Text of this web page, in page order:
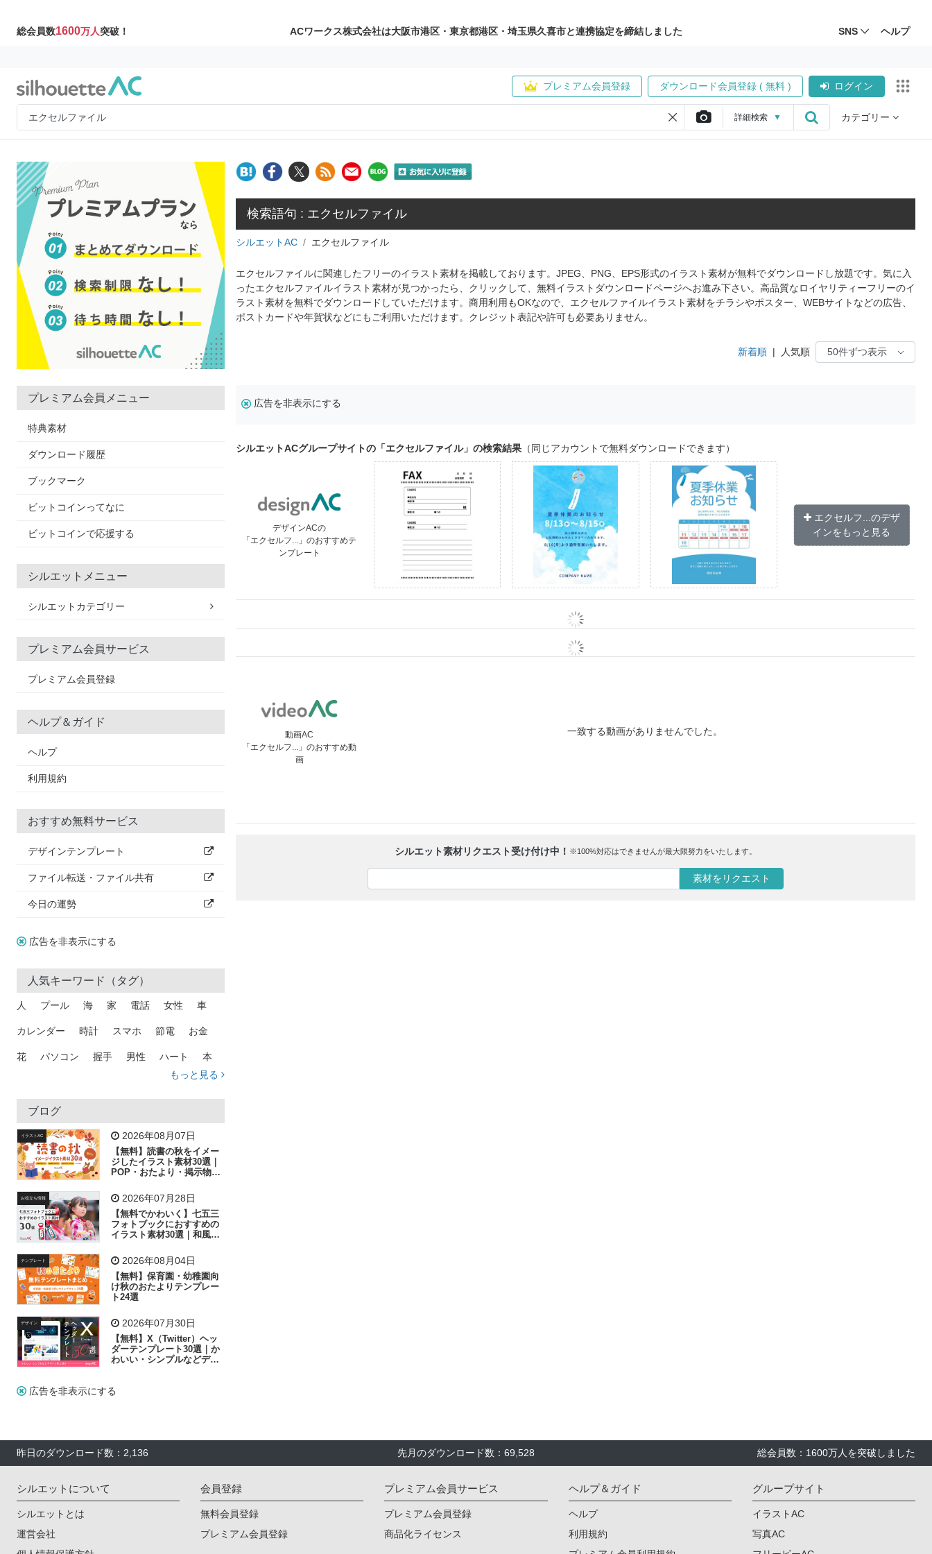
総会員数1600万人突破！ ACワークス株式会社は大阪市港区・東京都港区・埼玉県久喜市と連携協定を締結しました SNS ヘルプ
プレミアム会員登録 ダウンロード会員登録 ( 無料 ) ログイン
詳細検索 ▼ カテゴリー
プレミアム会員メニュー
特典素材
ダウンロード履歴
ブックマーク
ビットコインってなに
ビットコインで応援する
シルエットメニュー
シルエットカテゴリー
プレミアム会員サービス
プレミアム会員登録
ヘルプ＆ガイド
ヘルプ
利用規約
おすすめ無料サービス
デザインテンプレート
ファイル転送・ファイル共有
今日の運勢
広告を非表示にする
人気キーワード（タグ）
人 プール 海 家 電話 女性 車
カレンダー 時計 スマホ 節電 お金
花 パソコン 握手 男性 ハート 本
トラック 木
吹き出し
飛行機 グラフ ビル 魚 家族 書類
歩く 工場 会社 太陽 キラキラ
子供 作業員 葉 相談 ピクトグラム
もっと見る
ブログ
イラストAC 2026年08月07日
【無料】読書の秋をイメー
ジしたイラスト素材30選｜
POP・おたより・掲示物に
お役立ち情報 2026年07月28日
【無料でかわいく】七五三
フォトブックにおすすめの
イラスト素材30選｜和風の
テンプレート 2026年08月04日
【無料】保育園・幼稚園向
け秋のおたよりテンプレー
ト24選
デザイン 2026年07月30日
【無料】X（Twitter）ヘッ
ダーテンプレート30選｜か
わいい・シンプルなどデザ
広告を非表示にする
検索語句 : エクセルファイル
シルエットAC エクセルファイル
エクセルファイルに関連したフリーのイラスト素材を掲載しております。JPEG、PNG、EPS形式のイラスト素材が無料でダウンロードし放題です。気に入
ったエクセルファイルイラスト素材が見つかったら、クリックして、無料イラストダウンロードページへお進み下さい。高品質なロイヤリティーフリーのイ
ラスト素材を無料でダウンロードしていただけます。商用利用もOKなので、エクセルファイルイラスト素材をチラシやポスター、WEBサイトなどの広告、
ポストカードや年賀状などにもご利用いただけます。クレジット表記や許可も必要ありません。
新着順 | 人気順
広告を非表示にする
シルエットACグループサイトの「エクセルファイル」の検索結果 （同じアカウントで無料ダウンロードできます）
デザインACの
「エクセルフ...」のおすすめテ
ンプレート
エクセルフ...のデザ
インをもっと見る
動画AC
「エクセルフ...」のおすすめ動
画
一致する動画がありませんでした。
シルエット素材リクエスト受け付け中！ ※100%対応はできませんが最大限努力をいたします。
素材をリクエスト
昨日のダウンロード数：2,136 先月のダウンロード数：69,528 総会員数：1600万人を突破しました
シルエットについて
シルエットとは
運営会社
会員登録
無料会員登録
プレミアム会員登録
プレミアム会員サービス
プレミアム会員登録
商品化ライセンス
ヘルプ＆ガイド
ヘルプ
利用規約
グループサイト
イラストAC
写真AC